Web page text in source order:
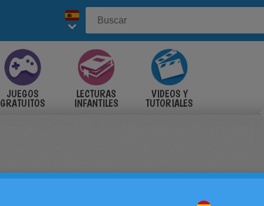
JUEGOS
GRATUITOS
LECTURAS
INFANTILES
VIDEOS Y
TUTORIALES